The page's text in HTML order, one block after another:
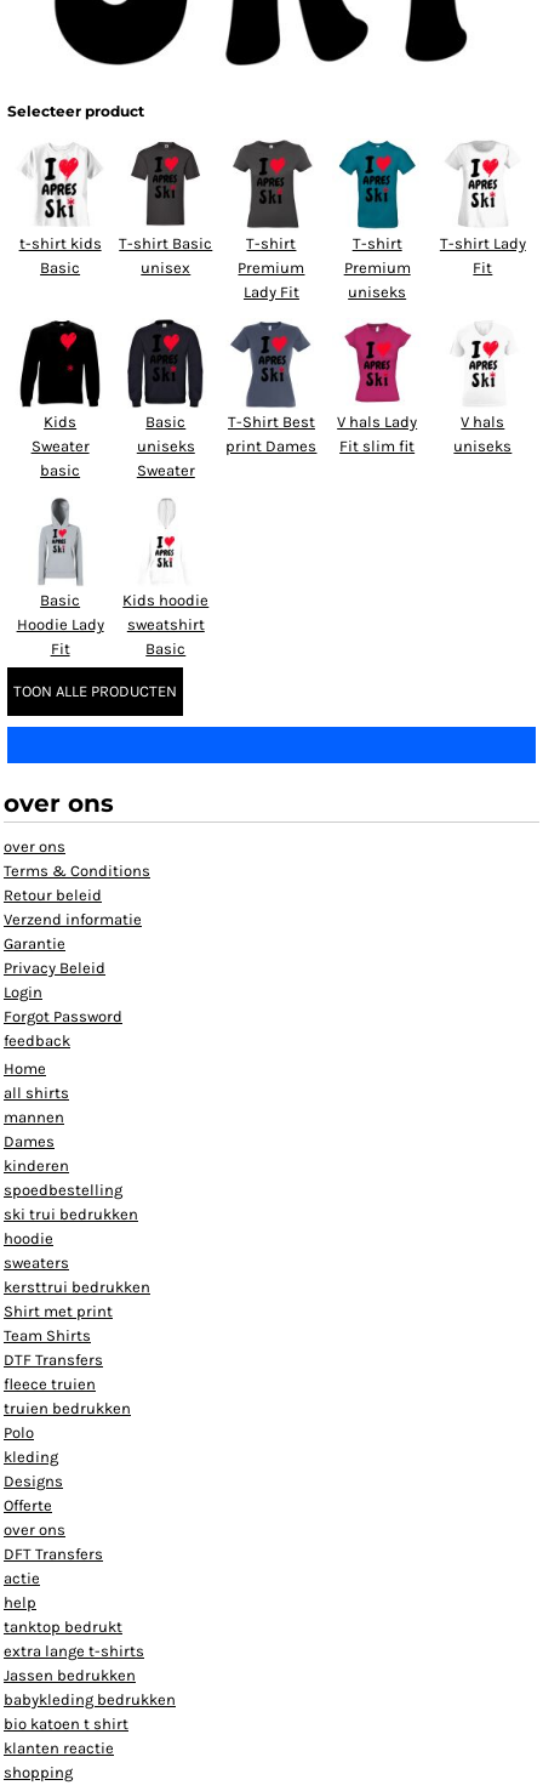
Selecteer product
t-shirt kids
Basic
T-shirt Basic
unisex
T-shirt
Premium
Lady Fit
T-shirt
Premium
uniseks
T-shirt Lady
Fit
Kids
Sweater
basic
Basic
uniseks
Sweater
T-Shirt Best
print Dames
V hals Lady
Fit slim fit
V hals
uniseks
Basic
Hoodie Lady
Fit
Kids hoodie
sweatshirt
Basic
TOON ALLE PRODUCTEN
over ons
over ons
Terms & Conditions
Retour beleid
Verzend informatie
Garantie
Privacy Beleid
Login
Forgot Password
feedback
Home
all shirts
mannen
Dames
kinderen
spoedbestelling
ski trui bedrukken
hoodie
sweaters
kersttrui bedrukken
Shirt met print
Team Shirts
DTF Transfers
fleece truien
truien bedrukken
Polo
kleding
Designs
Offerte
over ons
DFT Transfers
actie
help
tanktop bedrukt
extra lange t-shirts
Jassen bedrukken
babykleding bedrukken
bio katoen t shirt
klanten reactie
shopping